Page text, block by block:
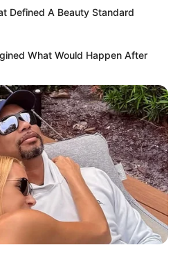
Defined A Beauty Standard
What Would Happen After